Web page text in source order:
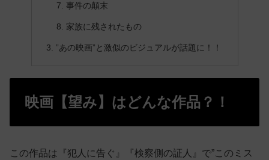
事件の顛末
家族に残されたもの
”あの映画”と激似のビジュアルが話題に！！
映画【望み】はどんな作品？！
この作品は『犯人に告ぐ』『検察側の証人』で”このミス